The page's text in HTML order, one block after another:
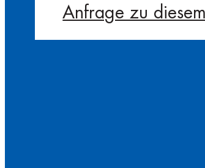
Anfrage zu